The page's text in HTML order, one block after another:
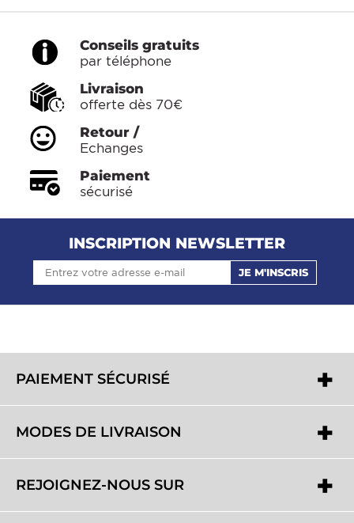
Conseils gratuits
par téléphone
Livraison
offerte dès 70€
Retour /
Echanges
Paiement
sécurisé
INSCRIPTION NEWSLETTER
JE M'INSCRIS
PAIEMENT SÉCURISÉ
MODES DE LIVRAISON
REJOIGNEZ-NOUS SUR